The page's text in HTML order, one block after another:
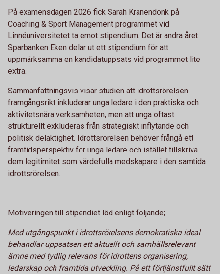
På examensdagen 2026 fick Sarah Kranendonk på
Coaching & Sport Management programmet vid
Linnéuniversitetet ta emot stipendium. Det är andra året
Sparbanken Eken delar ut ett stipendium för att
uppmärksamma en kandidatuppsats vid programmet lite
extra.
Sammanfattningsvis visar studien att idrottsrörelsen
framgångsrikt inkluderar unga ledare i den praktiska och
aktivitetsnära verksamheten, men att unga oftast
strukturellt exkluderas från strategiskt inflytande och
politisk delaktighet. Idrottsrörelsen behöver frångå ett
framtidsperspektiv för unga ledare och istället tillskriva
dem legitimitet som värdefulla medskapare i den samtida
idrottsrörelsen.
Motiveringen till stipendiet löd enligt följande;
Med utgångspunkt i idrottsrörelsens demokratiska ideal
behandlar uppsatsen ett aktuellt och samhällsrelevant
ämne med tydlig relevans för idrottens organisering,
ledarskap och framtida utveckling. På ett förtjänstfullt sätt